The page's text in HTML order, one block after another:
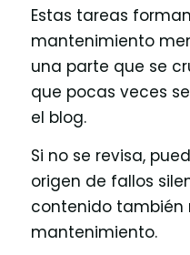
Estas tareas
mantenimiento
una parte que se
que pocas veces
el blog.
Si no se revisa,
origen de fallos
contenido también
mantenimiento.